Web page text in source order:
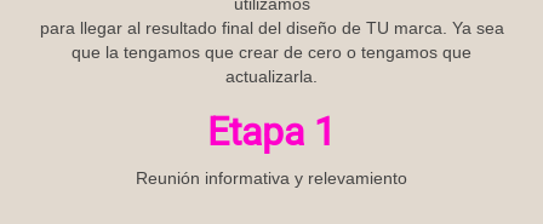
para llegar al resultado final del diseño de TU marca. Ya sea
que la tengamos que crear de cero o tengamos que
actualizarla.
Etapa 1
Reunión informativa y relevamiento